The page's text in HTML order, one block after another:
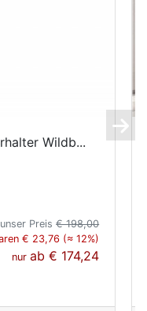
Wildb...
unser Preis€ 198,00
€ 23,76 (≈ 12%)
nurab€ 174,24